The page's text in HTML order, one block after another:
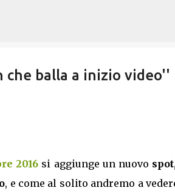
che balla a inizio video''
2016 si aggiunge un nuovo spot
, e come al solito andremo a